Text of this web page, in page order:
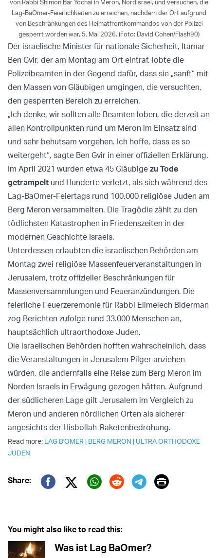
von Rabbi Shimon Bar Yochai in Meron, Nordisrael, und versuchen, die
Lag-BaOmer-Feierlichkeiten zu erreichen, nachdem der Ort aufgrund
von Beschränkungen des Heimatfrontkommandos von der Polizei
gesperrt worden war, 5. Mai 2026. (Foto: David Cohen/Flash90)
Der israelische Minister für nationale Sicherheit, Itamar
Ben Gvir, der am Montag am Ort eintraf, lobte die
Polizeibeamten in der Gegend dafür, dass sie „sanft“ mit
den Massen von Gläubigen umgingen, die versuchten,
den gesperrten Bereich zu erreichen.
„Ich denke, wir sollten alle Beamten loben, die derzeit an
allen Kontrollpunkten rund um Meron im Einsatz sind
und sehr behutsam vorgehen. Ich hoffe, dass es so
weitergeht“, sagte Ben Gvir in einer offiziellen Erklärung.
Im April 2021 wurden etwa 45 Gläubige zu Tode
getrampelt und Hunderte verletzt, als sich während des
Lag-BaOmer-Feiertags rund 100.000 religiöse Juden am
Berg Meron versammelten. Die Tragödie zählt zu den
tödlichsten Katastrophen in Friedenszeiten in der
modernen Geschichte Israels.
Unterdessen erlaubten die israelischen Behörden am
Montag zwei religiöse Massenfeuerveranstaltungen in
Jerusalem, trotz offizieller Beschränkungen für
Massenversammlungen und Feueranzündungen. Die
feierliche Feuerzeremonie für Rabbi Elimelech Biderman
zog Berichten zufolge rund 33.000 Menschen an,
hauptsächlich ultraorthodoxe Juden.
Die israelischen Behörden hofften wahrscheinlich, dass
die Veranstaltungen in Jerusalem Pilger anziehen
würden, die andernfalls eine Reise zum Berg Meron im
Norden Israels in Erwägung gezogen hätten. Aufgrund
der südlicheren Lage gilt Jerusalem im Vergleich zu
Meron und anderen nördlichen Orten als sicherer
angesichts der Hisbollah-Raketenbedrohung.
Read more: LAG B'OMER | BERG MERON | ULTRA ORTHODOXE
JUDEN
Share:
Twitter (X)
Print
You might also like to read this:
Was ist Lag BaOmer?